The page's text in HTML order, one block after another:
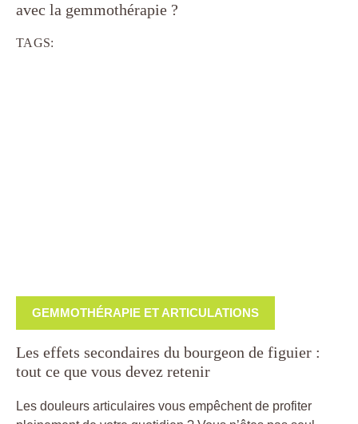
avec la gemmothérapie ?
TAGS:
GEMMOTHÉRAPIE ET ARTICULATIONS
Les effets secondaires du bourgeon de figuier :
tout ce que vous devez retenir
Les douleurs articulaires vous empêchent de profiter